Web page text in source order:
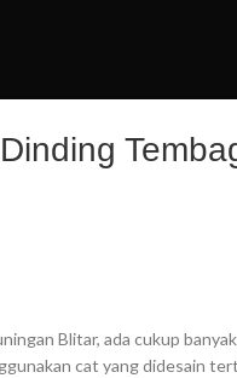
Blitar, ada cukup
cat yang didesain